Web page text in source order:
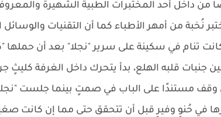
من داخل أحد المختبرات الطبية الشهيرة
نُخبة من أمهر الأطباء كما أن التقنيات
تنام في سكينة على سرير "نجلا" بعد أن
جنبات قلبه الهلع، بدأ يتحرك داخل الغرفة كليثٍ
وقف مستندًا على الباب في صمتٍ بينما جلست
حُنوٍ وفيرٍ قبل أن تتحقق حتى مما إن كانت